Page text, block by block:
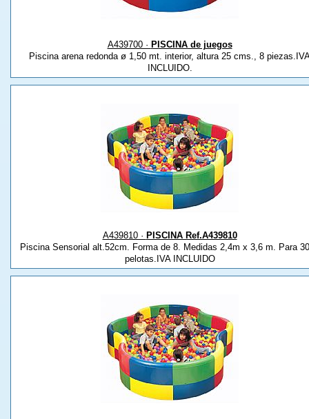
A439700 · PISCINA de juegos
Piscina arena redonda ø 1,50 mt. interior, altura 25 cms., 8
INCLUIDO.
A439810 · PISCINA Ref.A439810
Piscina Sensorial alt.52cm. Forma de 8. Medidas 2,4m x 3,6 m. Para
pelotas.IVA INCLUIDO